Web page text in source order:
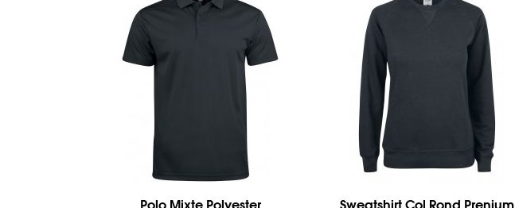
Polo Mixte Polyester
Sweatshirt Col Rond Prenium